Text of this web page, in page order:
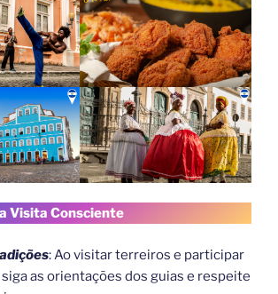
Visita Consciente
: Ao visitar terreiros e participar
as orientações dos guias e respeite